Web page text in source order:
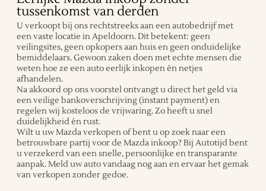
tussenkomst van derden
U verkoopt bij ons rechtstreeks aan een autobedrijf met
een vaste locatie in Apeldoorn. Dit betekent: geen
veilingsites, geen opkopers aan huis en geen onduidelijke
bemiddelaars. Gewoon zaken doen met echte mensen die
weten hoe ze een auto eerlijk inkopen én netjes
afhandelen.
Na akkoord op ons voorstel ontvangt u direct het geld via
een veilige bankoverschrijving (instant payment) en
regelen wij kosteloos de vrijwaring. Zo heeft u snel
duidelijkheid én rust.
Wilt u uw Mazda verkopen of bent u op zoek naar een
betrouwbare partij voor de Mazda inkoop? Bij Autotijd bent
u verzekerd van een snelle, persoonlijke en transparante
aanpak. Meld uw auto vandaag nog aan en ervaar het gemak
van verkopen zonder gedoe.